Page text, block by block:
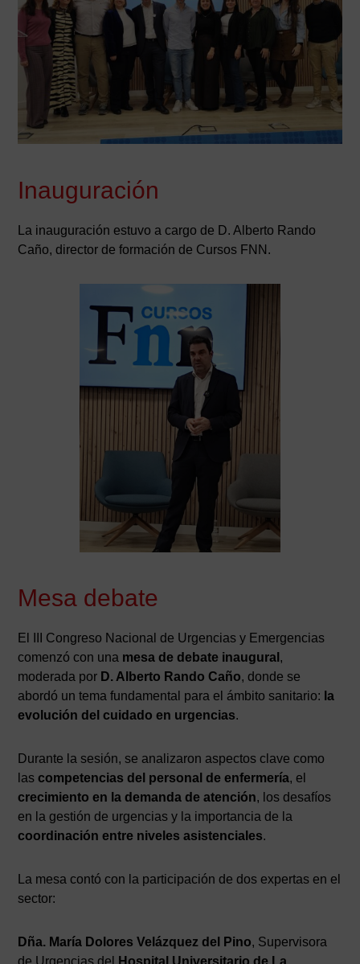
Inauguración
La inauguración estuvo a cargo de D. Alberto Rando
Caño, director de formación de Cursos FNN.
Mesa debate
El III Congreso Nacional de Urgencias y Emergencias
comenzó con una mesa de debate inaugural ,
moderada por D. Alberto Rando Caño, donde se
abordó un tema fundamental para el ámbito sanitario: la
evolución del cuidado en urgencias.
Durante la sesión, se analizaron aspectos clave como
lascompetencias del personal de enfermería, el
crecimiento en la demanda de atención, los desafíos
en la gestión de urgencias y la importancia de la
coordinación entre niveles asistenciales.
La mesa contó con la participación de dos expertas en el
sector:
Dña. María Dolores Velázquez del Pino, Supervisora